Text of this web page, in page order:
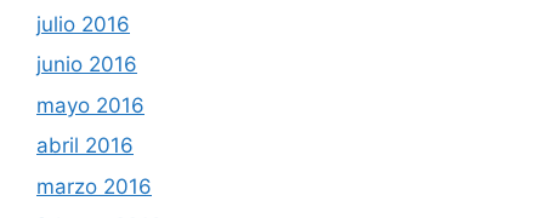
julio 2016
junio 2016
mayo 2016
abril 2016
marzo 2016